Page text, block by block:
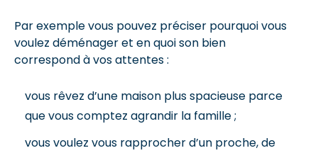
Par exemple vous pouvez préciser pourquoi vous
voulez déménager et en quoi son bien
correspond à vos attentes :
vous rêvez d’une maison plus spacieuse parce
que vous comptez agrandir la famille ;
vous voulez vous rapprocher d’un proche, de